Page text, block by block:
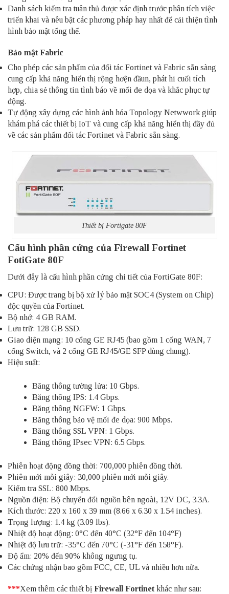
Danh sách kiểm tra tuân thủ được xác định trước phân tích việc
triển khai và nêu bật các phương pháp hay nhất để cải thiện tình
hình bảo mật tổng thể.
Bảo mật Fabric
Cho phép các sản phẩm của đối tác Fortinet và Fabric sẵn sàng
cung cấp khả năng hiển thị rộng hơện đầun, phát hi cuối tích
hợp, chia sẻ thông tin tình báo về mối đe dọa và khắc phục tự
động.
Tự động xây dựng các hình ảnh hóa Topology Netwwork giúp
khám phá các thiết bị IoT và cung cấp khả năng hiển thị đầy đủ
về các sản phẩm đối tác Fortinet và Fabric sẵn sàng.
Thiết bị Fortigate 80F
Cấu hình phần cứng của Firewall Fortinet
FotiGate 80F
Dưới đây là cấu hình phần cứng chi tiết của FortiGate 80F:
CPU: Được trang bị bộ xử lý bảo mật SOC4 (System on Chip)
độc quyền của Fortinet.
Bộ nhớ: 4 GB RAM.
Lưu trữ: 128 GB SSD.
Giao diện mạng: 10 cổng GE RJ45 (bao gồm 1 cổng WAN, 7
cổng Switch, và 2 cổng GE RJ45/GE SFP dùng chung).
Hiệu suất:
Băng thông tường lửa: 10 Gbps.
Băng thông IPS: 1.4 Gbps.
Băng thông NGFW: 1 Gbps.
Băng thông bảo vệ mối đe dọa: 900 Mbps.
Băng thông SSL VPN: 1 Gbps.
Băng thông IPsec VPN: 6.5 Gbps.
Phiên hoạt động đồng thời: 700,000 phiên đồng thời.
Phiên mới mỗi giây: 30,000 phiên mới mỗi giây.
Kiểm tra SSL: 800 Mbps.
Nguồn điện: Bộ chuyển đổi nguồn bên ngoài, 12V DC, 3.3A.
Kích thước: 220 x 160 x 39 mm (8.66 x 6.30 x 1.54 inches).
Trọng lượng: 1.4 kg (3.09 lbs).
Nhiệt độ hoạt động: 0°C đến 40°C (32°F đến 104°F)
Nhiệt độ lưu trữ: -35°C đến 70°C (-31°F đến 158°F).
Độ ẩm: 20% đến 90% không ngưng tụ.
Các chứng nhận bao gồm FCC, CE, UL và nhiều hơn nữa.
***Xem thêm các thiết bị Firewall Fortinet khác như sau: